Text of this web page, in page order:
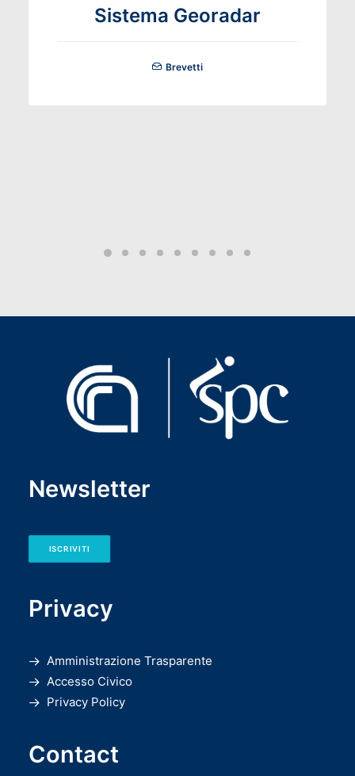
Sistema Georadar
Brevetti
Newsletter
ISCRIVITI
Privacy
Amministrazione Trasparente
Accesso Civico
Privacy Policy
Contact